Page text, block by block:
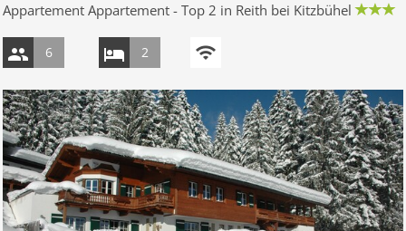
Appartement Appartement - Top 2 in Reith bei Kitzbühel
6 2